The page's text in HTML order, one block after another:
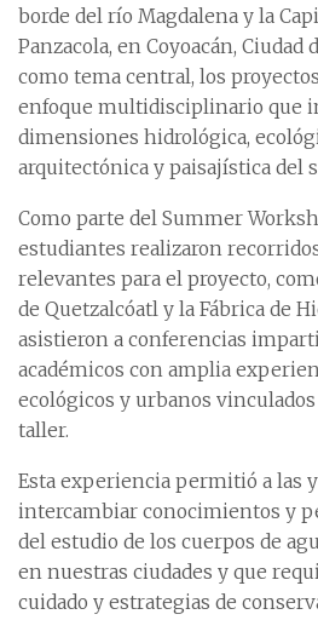
borde del río Magdalena y la
Panzacola, en Coyoacán, Ciudad
como tema central, los
enfoque multidisciplinario que
dimensiones hidrológica,
arquitectónica y paisajística del
Como parte del Summer
estudiantes realizaron
relevantes para el proyecto,
de Quetzalcóatl y la Fábrica de
asistieron a conferencias
académicos con amplia
ecológicos y urbanos
taller.
Esta experiencia permitió a las
intercambiar conocimientos y
del estudio de los cuerpos de
en nuestras ciudades y que
cuidado y estrategias de